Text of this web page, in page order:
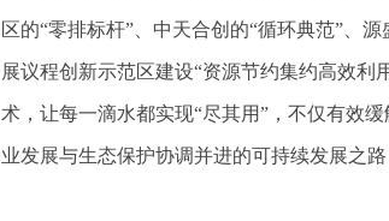
区的“零排标杆”、中天合创的“循环典范”、
展议程创新示范区建设“资源节约集约高效
术，让每一滴水都实现“尽其用”，不仅有效
业发展与生态保护协调并进的可持续发展之